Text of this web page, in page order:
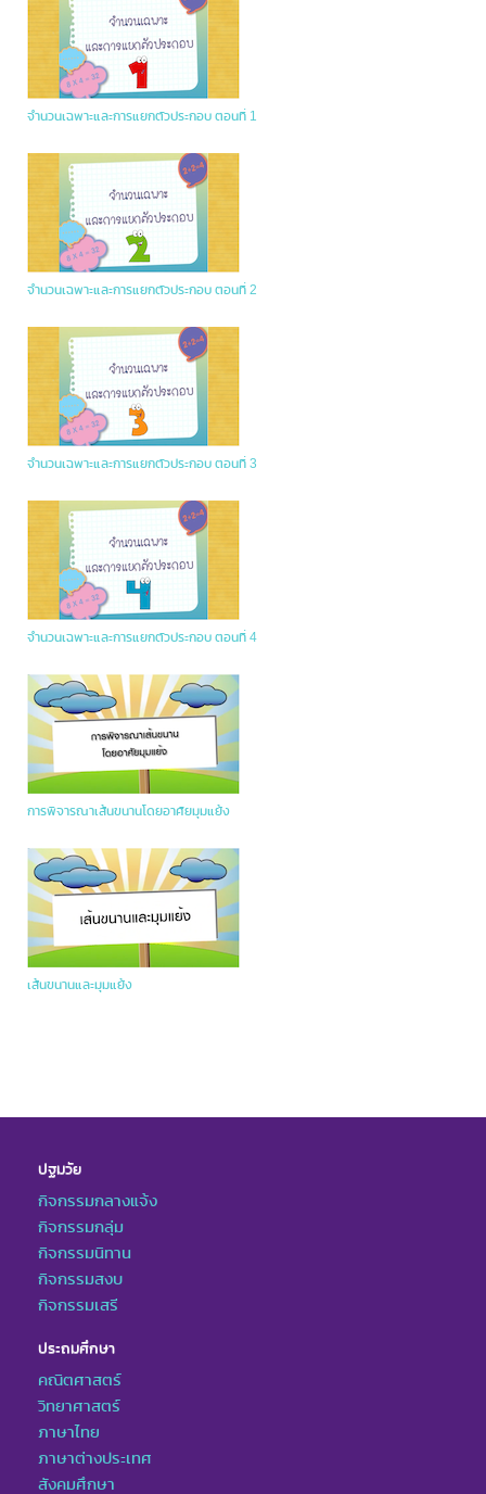
จำนวนเฉพาะและการแยกตัวประกอบ ตอนที่ 1
จำนวนเฉพาะและการแยกตัวประกอบ ตอนที่ 2
จำนวนเฉพาะและการแยกตัวประกอบ ตอนที่ 3
จำนวนเฉพาะและการแยกตัวประกอบ ตอนที่ 4
การพิจารณาเส้นขนานโดยอาศัยมุมแย้ง
เส้นขนานและมุมแย้ง
ปฐมวัย
กิจกรรมกลางแจ้ง
กิจกรรมกลุ่ม
กิจกรรมนิทาน
กิจกรรมสงบ
กิจกรรมเสรี
ประถมศึกษา
คณิตศาสตร์
วิทยาศาสตร์
ภาษาไทย
ภาษาต่างประเทศ
สังคมศึกษา